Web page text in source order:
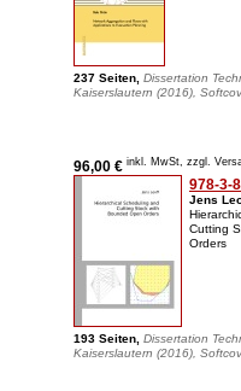
237 Seiten, Dissertation
Kaiserslautern (2016),
96,00 € inkl. MwSt, zzgl.
978-3-
Jens
Cutting
Orders
193 Seiten, Dissertation
Kaiserslautern (2016),